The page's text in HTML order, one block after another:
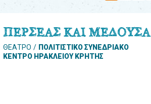
ΠΕΡΣΕΑΣ ΚΑΙ ΜΕΔΟΥΣΑ
ΘΕΑΤΡΟ
ΠΟΛΙΤΙΣΤΙΚΟ ΣΥΝΕΔΡΙΑΚΟ
ΚΕΝΤΡΟ ΗΡΑΚΛΕΙΟΥ ΚΡΗΤΗΣ